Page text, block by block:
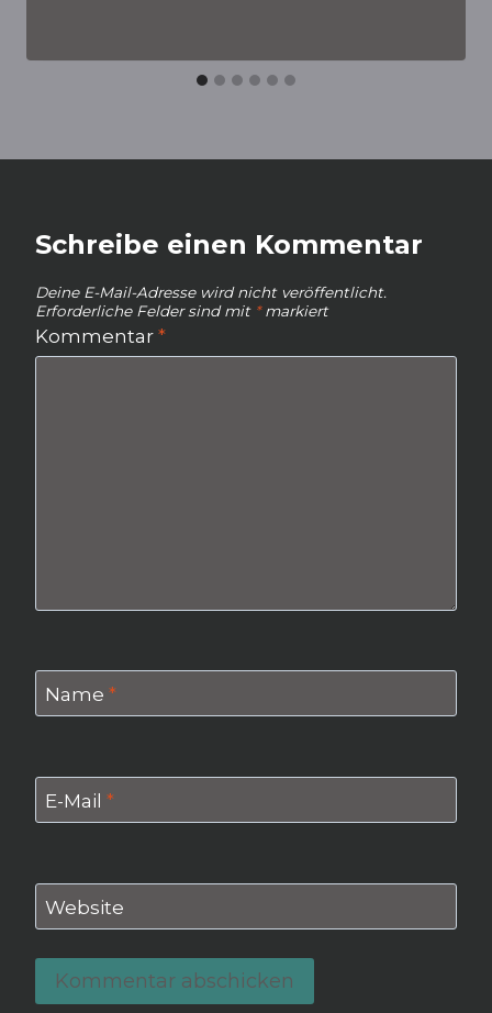
Schreibe einen Kommentar
Deine E-Mail-Adresse wird nicht veröffentlicht.
Erforderliche Felder sind mit *markiert
Kommentar *
Name *
E-Mail *
Website